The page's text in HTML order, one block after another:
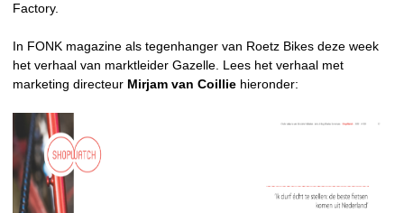
Factory.
In FONK magazine als tegenhanger van Roetz Bikes deze week
het verhaal van marktleider Gazelle. Lees het verhaal met
marketing directeur Mirjam van Coillie hieronder: